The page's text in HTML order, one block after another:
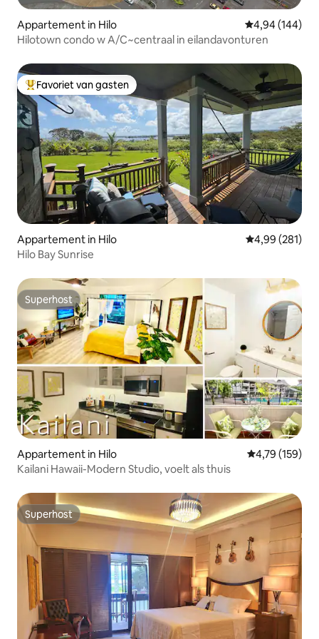
Appartement in Hilo Gemiddelde
4,94 (144)
Hilotown condo w A/C~centraal in eilandavonturen
Topfavoriet van gasten
Favoriet van gasten
Appartement in Hilo Gemiddelde
4,99 (281)
Hilo Bay Sunrise
Superhost
Superhost
Appartement in Hilo Gemiddelde
4,79 (159)
Kailani Hawaii-Modern Studio, voelt als thuis
Superhost
Superhost